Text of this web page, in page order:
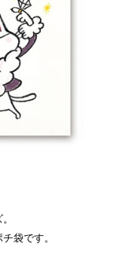
袋です。